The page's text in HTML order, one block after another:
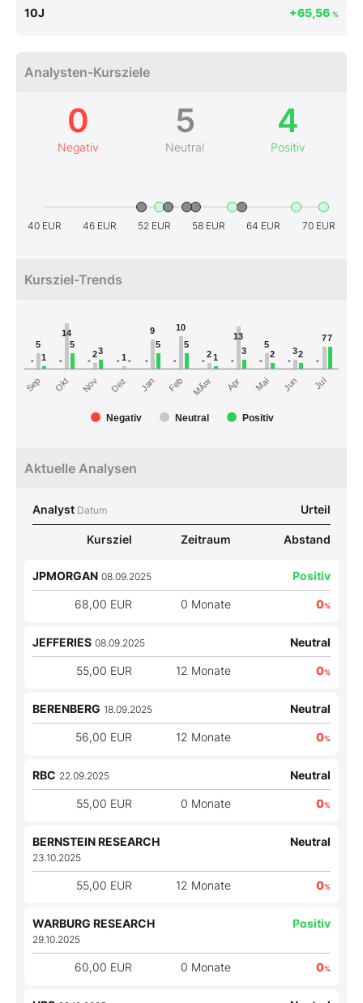
10J +65,56 %
Analysten-Kursziele
0
Negativ
5
Neutral
4
Positiv
40 EUR 46 EUR 52 EUR 58 EUR 64 EUR 70 EUR
Kursziel-Trends
- - - - - - - - - - -
5
14
2 1
9 10
2
13
5
3
7
1
5
3
-
5
5
1
3 2 2
7
Negativ Neutral Positiv
Sep Okt Nov Dez Jan Feb MÃ¤r Apr Mai Jun Jul
Aktuelle Analysen
Analyst Datum Urteil
Kursziel Zeitraum Abstand
JPMORGAN 08.09.2025 Positiv
68,00 EUR 0 Monate 0%
JEFFERIES 08.09.2025 Neutral
55,00 EUR 12 Monate 0%
BERENBERG 18.09.2025 Neutral
56,00 EUR 12 Monate 0%
RBC 22.09.2025 Neutral
55,00 EUR 0 Monate 0%
BERNSTEIN RESEARCH
23.10.2025
Neutral
55,00 EUR 12 Monate 0%
WARBURG RESEARCH
29.10.2025
Positiv
60,00 EUR 0 Monate 0%